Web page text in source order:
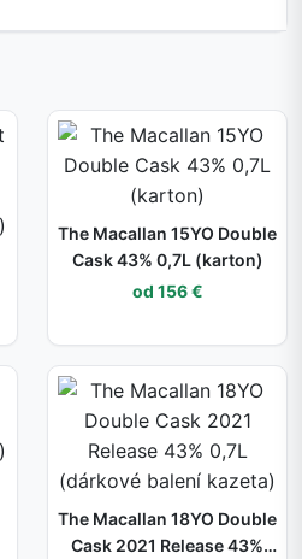
The Macallan 15YO Double
Cask 43% 0,7L (karton)
od 156 €
The Macallan 18YO Double
Cask 2021 Release 43%